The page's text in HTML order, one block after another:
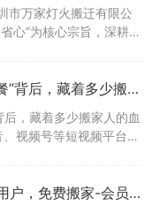
市万家灯火搬迁有限公
心”为核心宗旨，深耕企
抖音搬家直播的“380元套餐”背后，藏着多少搬家人的血泪陷阱？
，藏着多少搬家人的血
视频号等短视频平台的
万家灯火15周年,真诚致谢用户，免费搬家-会员合伙人计划正式启动